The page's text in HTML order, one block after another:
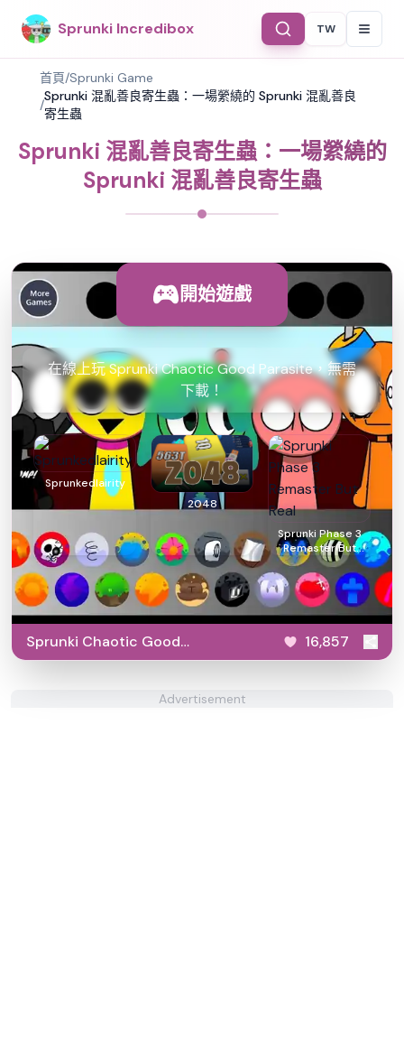
Sprunki Incredibox Select
TW
首頁/Sprunki Game
/
Sprunki 混亂善良寄生蟲：一場縈繞的 Sprunki 混亂善良
寄生蟲
Sprunki 混亂善良寄生蟲：一場縈繞的
Sprunki 混亂善良寄生蟲
開始遊戲
在線上玩 Sprunki Chaotic Good Parasite，無需
下載！
Sprunkedlairity
2048
Sprunki Phase 3
Remaster But
Real
Sprunki Chaotic Good
Parasite
16,857
Advertisement